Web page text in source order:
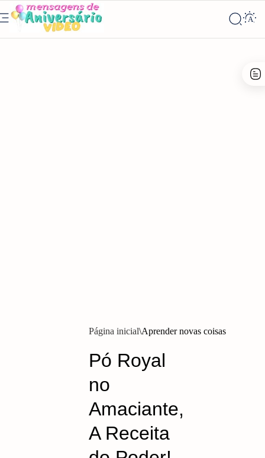
Página inicial Aprender novas coisas
Pó Royal
no
Amaciante,
A Receita